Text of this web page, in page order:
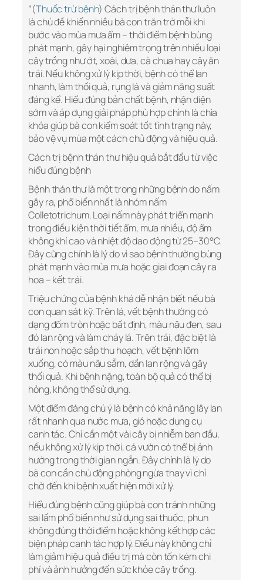
“(Thuốc trừ bệnh) Cách trị bệnh thán thư luôn
là chủ đề khiến nhiều bà con trăn trở mỗi khi
bước vào mùa mưa ẩm – thời điểm bệnh bùng
phát mạnh, gây hại nghiêm trọng trên nhiều loại
cây trồng như ớt, xoài, dưa, cà chua hay cây ăn
trái. Nếu không xử lý kịp thời, bệnh có thể lan
nhanh, làm thối quả, rụng lá và giảm năng suất
đáng kể. Hiểu đúng bản chất bệnh, nhận diện
sớm và áp dụng giải pháp phù hợp chính là chìa
khóa giúp bà con kiểm soát tốt tình trạng này,
bảo vệ vụ mùa một cách chủ động và hiệu quả.
Cách trị bệnh thán thư hiệu quả bắt đầu từ việc
hiểu đúng bệnh
Bệnh thán thư là một trong những bệnh do nấm
gây ra, phổ biến nhất là nhóm nấm
Colletotrichum. Loại nấm này phát triển mạnh
trong điều kiện thời tiết ẩm, mưa nhiều, độ ẩm
không khí cao và nhiệt độ dao động từ 25–30°C.
Đây cũng chính là lý do vì sao bệnh thường bùng
phát mạnh vào mùa mưa hoặc giai đoạn cây ra
hoa – kết trái.
Triệu chứng của bệnh khá dễ nhận biết nếu bà
con quan sát kỹ. Trên lá, vết bệnh thường có
dạng đốm tròn hoặc bất định, màu nâu đen, sau
đó lan rộng và làm cháy lá. Trên trái, đặc biệt là
trái non hoặc sắp thu hoạch, vết bệnh lõm
xuống, có màu nâu sẫm, dần lan rộng và gây
thối quả. Khi bệnh nặng, toàn bộ quả có thể bị
hỏng, không thể sử dụng.
Một điểm đáng chú ý là bệnh có khả năng lây lan
rất nhanh qua nước mưa, gió hoặc dụng cụ
canh tác. Chỉ cần một vài cây bị nhiễm ban đầu,
nếu không xử lý kịp thời, cả vườn có thể bị ảnh
hưởng trong thời gian ngắn. Đây chính là lý do
bà con cần chủ động phòng ngừa thay vì chỉ
chờ đến khi bệnh xuất hiện mới xử lý.
Hiểu đúng bệnh cũng giúp bà con tránh những
sai lầm phổ biến như sử dụng sai thuốc, phun
không đúng thời điểm hoặc không kết hợp các
biện pháp canh tác hợp lý. Điều này không chỉ
làm giảm hiệu quả điều trị mà còn tốn kém chi
phí và ảnh hưởng đến sức khỏe cây trồng.